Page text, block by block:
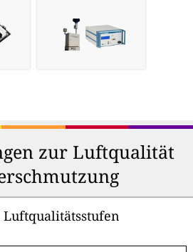
zur Luftqualität
Luftqualitätsstufen